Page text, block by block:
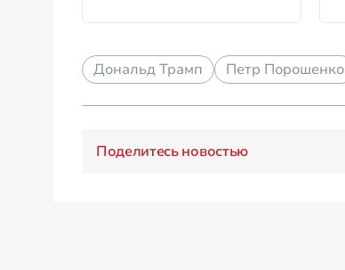
Дональд Трамп Петр Порошенко
Поделитесь новостью